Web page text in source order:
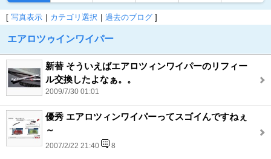
[ 写真表示 ｜ カテゴリ選択 ｜ 過去のブログ ]
エアロツゥインワイパー
新替 そういえばエアロツィンワイパーのリフィー
ル交換したよなぁ。。
2009/7/30 01:01
優秀 エアロツィンワイパーってスゴイんですねぇ
～
2007/2/22 21:40 8